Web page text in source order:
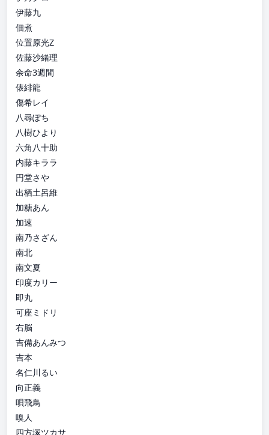
伊藤九
佃煮
位置原光Z
佐藤沙緒理
余命3週間
俵緋龍
傷希レイ
八尋ぽち
八樹ひより
六角八十助
内藤キララ
円堂さや
出栖土呂維
加糖あん
加速
南乃さざん
南北
南文夏
印度カリー
即丸
可座ミドリ
右脳
吉備あんみつ
吉本
名仁川るい
向正義
唄飛鳥
嗅人
四方塚ツカサ